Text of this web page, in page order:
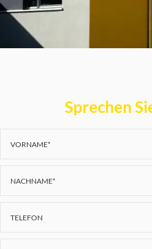
Sprechen